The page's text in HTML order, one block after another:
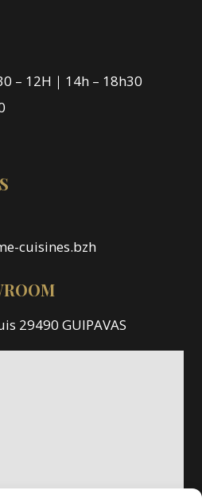
– 12H｜14h – 18h30
cuisines.bzh
29490 GUIPAVAS